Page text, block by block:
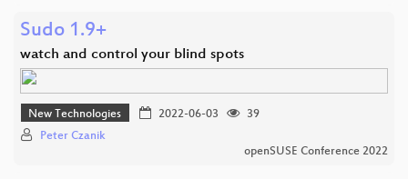
Sudo 1.9+
watch and control your blind spots
New Technologies 2022-06-03
39
Peter Czanik
openSUSE Conference 2022